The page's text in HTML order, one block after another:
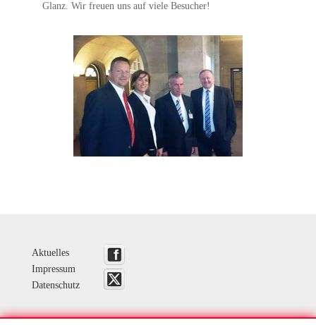
Glanz. Wir freuen uns auf viele Besucher!
Aktuelles
Impressum
Datenschutz